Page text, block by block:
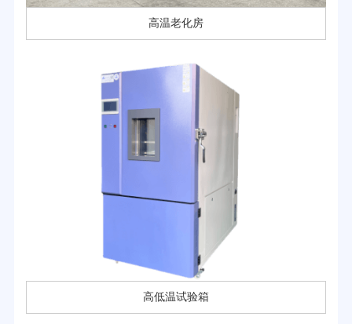
高温老化房
高低温试验箱